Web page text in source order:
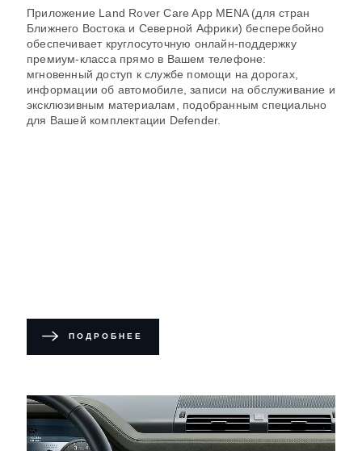
Приложение Land Rover Care App MENA (для стран
Ближнего Востока и Северной Африки) бесперебойно
обеспечивает круглосуточную онлайн-поддержку
премиум-класса прямо в Вашем телефоне:
мгновенный доступ к службе помощи на дорогах,
информации об автомобиле, записи на обслуживание и
эксклюзивным материалам, подобранным специально
для Вашей комплектации Defender.
ПОДРОБНЕЕ